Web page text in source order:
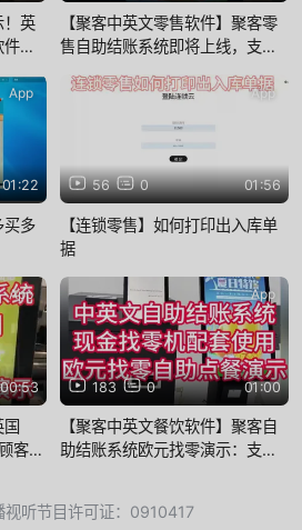
！英
，
【聚客中英文零售软件】聚客零
售自助结账系统即将上线，支持
法语、日语等多国语言
01:22
App
买多
56 0 01:56
App
【连锁零售】如何打印出入库单
据
00:53
App
国
客自
183 0 01:00
App
【聚客中英文餐饮软件】聚客自
助结账系统欧元找零演示：支持
视听节目许可证：0910417